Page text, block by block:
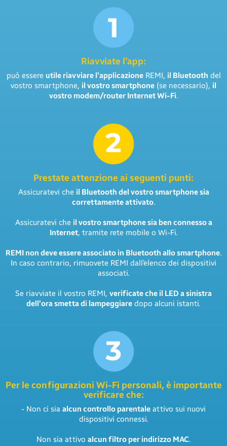
Riavviate l’app:
può essere utile riavviare l’applicazioneREMI, il Bluetooth del
vostro smartphone, il vostro smartphone (se necessario), il
vostro modem/router Internet Wi-Fi.
Prestate attenzione ai seguenti punti:
Assicuratevi che il Bluetooth del vostro smartphone sia
correttamente attivato.
Assicuratevi che il vostro smartphone sia ben connesso a
Internet, tramite rete mobile o Wi-Fi.
REMI non deve essere associato in Bluetooth allo smartphone.
In caso contrario, rimuovete REMI dall’elenco dei dispositivi
associati.
Se riavviate il vostro REMI, verificate che il LED a sinistra
dell’ora smetta di lampeggiare dopo alcuni istanti.
Per le configurazioni Wi-Fi personali, è importante
verificare che:
- Non ci sia alcun controllo parentale attivo sui nuovi
dispositivi connessi.
Non sia attivo alcun filtro per indirizzo MAC.